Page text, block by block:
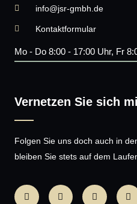
info@jsr-gmbh.de
Kontaktformular
Mo - Do 8:00 - 17:00 Uhr, Fr
Vernetzen Sie sich
Folgen Sie uns doch auch in
bleiben Sie stets auf dem